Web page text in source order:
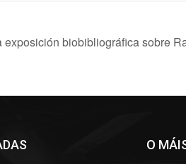
exposición biobibliográfica sobre
O